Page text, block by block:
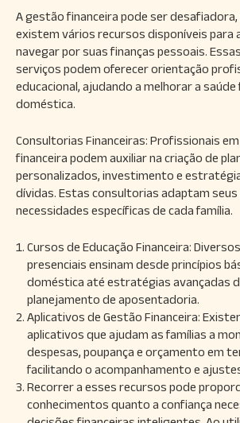
A gestão financeira pode ser
existem vários recursos disponíveis para
navegar por suas finanças pessoais.
serviços podem oferecer orientação
educacional, ajudando a melhorar a saúde
doméstica.
Consultorias Financeiras: Profissionais
financeira podem auxiliar na criação de
personalizados, investimento e
dívidas. Estas consultorias adaptam seus
necessidades específicas de cada família.
Cursos de Educação Financeira:
presenciais ensinam desde princípios
doméstica até estratégias avançadas
planejamento de aposentadoria.
Aplicativos de Gestão Financeira:
aplicativos que ajudam as famílias a
despesas, poupança e orçamento em
facilitando o acompanhamento e
Recorrer a esses recursos pode
conhecimentos quanto a confiança